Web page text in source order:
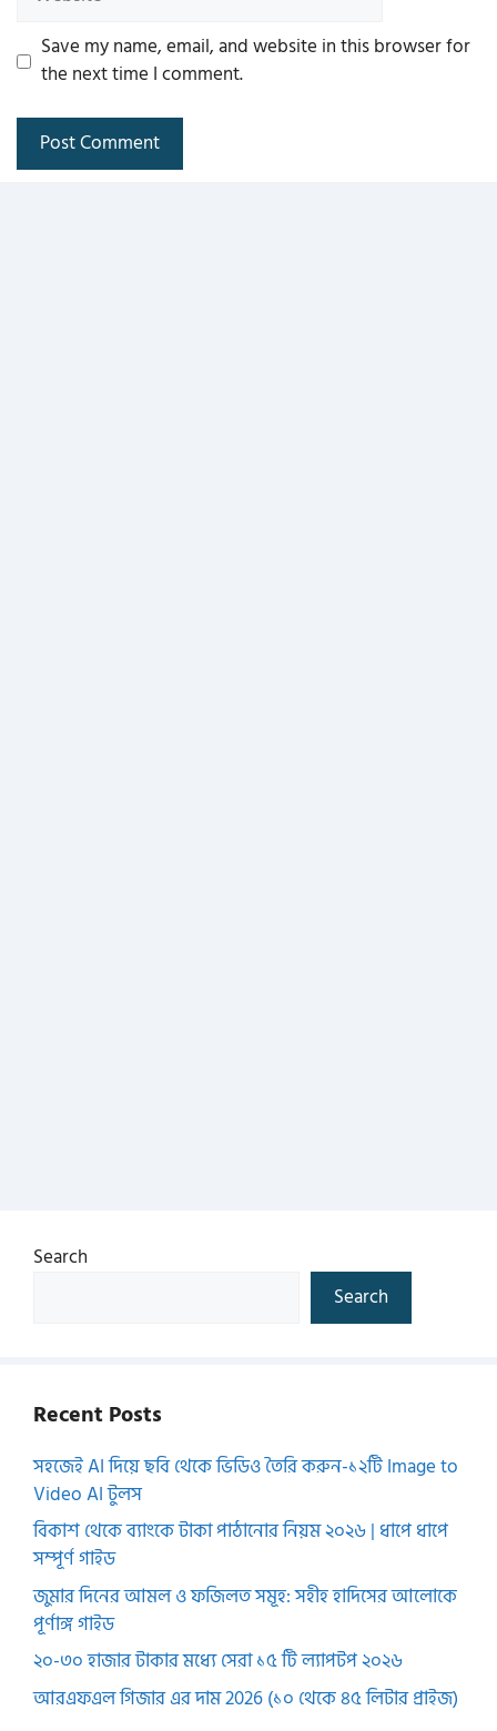
Save my name, email, and website in this browser for
the next time I comment.
Search
Search
Recent Posts
সহজেই AI দিয়ে ছবি থেকে ভিডিও তৈরি করুন-১২টি Image to
Video AI টুলস
বিকাশ থেকে ব্যাংকে টাকা পাঠানোর নিয়ম ২০২৬ | ধাপে ধাপে
সম্পূর্ণ গাইড
জুমার দিনের আমল ও ফজিলত সমূহ: সহীহ হাদিসের আলোকে
পূর্ণাঙ্গ গাইড
২০-৩০ হাজার টাকার মধ্যে সেরা ১৫ টি ল্যাপটপ ২০২৬
আরএফএল গিজার এর দাম 2026 (১০ থেকে ৪৫ লিটার প্রাইজ)